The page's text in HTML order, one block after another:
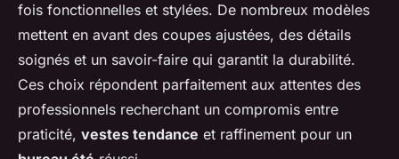
fois fonctionnelles et stylées. De nombreux modèles
mettent en avant des coupes ajustées, des détails
soignés et un savoir-faire qui garantit la durabilité.
Ces choix répondent parfaitement aux attentes des
professionnels recherchant un compromis entre
praticité, vestes tendance et raffinement pour un